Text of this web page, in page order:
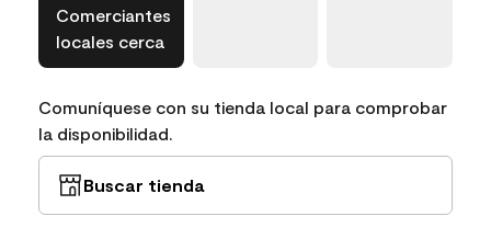
Comerciantes
locales cerca
Comuníquese con su tienda local para comprobar
la disponibilidad.
Buscar tienda